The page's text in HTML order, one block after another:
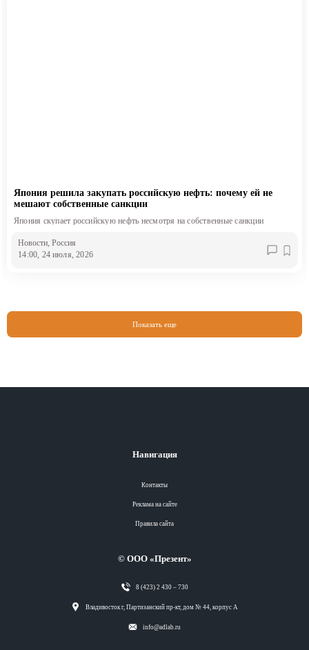
Япония решила закупать российскую нефть: почему ей не
мешают собственные санкции
Япония скупает российскую нефть несмотря на собственные санкции
Новости , Россия
14:00, 24 июля, 2026
Показать еще
Навигация
Контакты
Реклама на сайте
Правила сайта
© ООО «Презент»
8 (423) 2 430 – 730
Владивосток г, Партизанский пр-кт, дом № 44, корпус А
info@adlab.ru